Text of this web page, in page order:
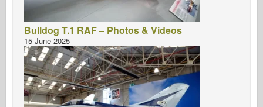
Bulldog T.1 RAF – Photos & Videos
15 June 2025